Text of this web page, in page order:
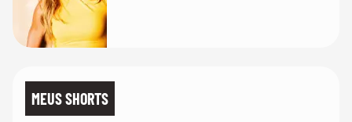
MEUS SHORTS